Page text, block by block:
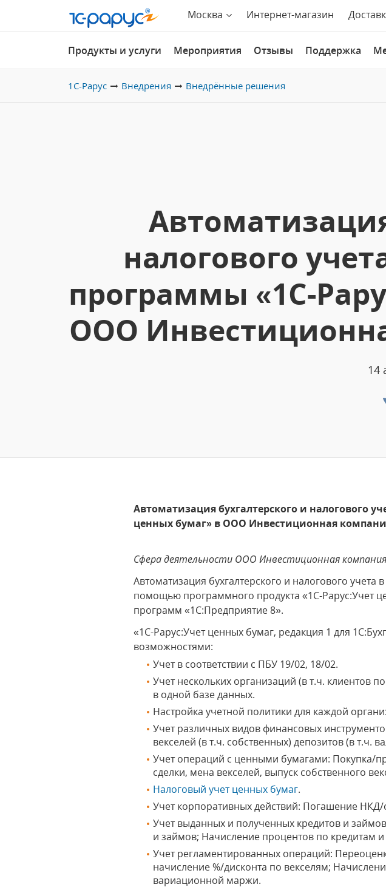
Москва Интернет-магазин
Продукты и услуги Мероприятия Отзывы Поддержка
1С-Рарус Внедрения Внедрённые решения
налогового
программы «1С-
ООО
14
Автоматизация бухгалтерского и налогового
ценных бумаг» в ООО Инвестиционная
Сфера деятельности ООО Инвестиционная
Автоматизация бухгалтерского и налогового
помощью программного продукта «1C-Рарус:Учет
программ «1С:Предприятие 8».
«1C-Рарус:Учет ценных бумаг, редакция 1 для
возможностями:
Учет в соответствии с ПБУ 19/02, 18/02.
Учет нескольких организаций (в т.ч. клиентов
в одной базе данных.
Настройка учетной политики для каждой
Учет различных видов финансовых
векселей (в т.ч. собственных) депозитов (в т.ч.
Учет операций с ценными бумагами: Покупка/
сделки, мена векселей, выпуск собственного
Налоговый учет ценных бумаг.
Учет корпоративных действий: Погашение
Учет выданных и полученных кредитов и
и займов; Начисление процентов по кредитам
Учет регламентированных операций:
начисление %/дисконта по векселям;
вариационной маржи.